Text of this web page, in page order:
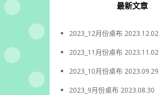
最新文章
2023_12月份桌布 2023.12.02
2023_11月份桌布 2023.11.02
2023_10月份桌布 2023.09.29
2023_9月份桌布 2023.08.30